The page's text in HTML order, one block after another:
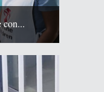
con...